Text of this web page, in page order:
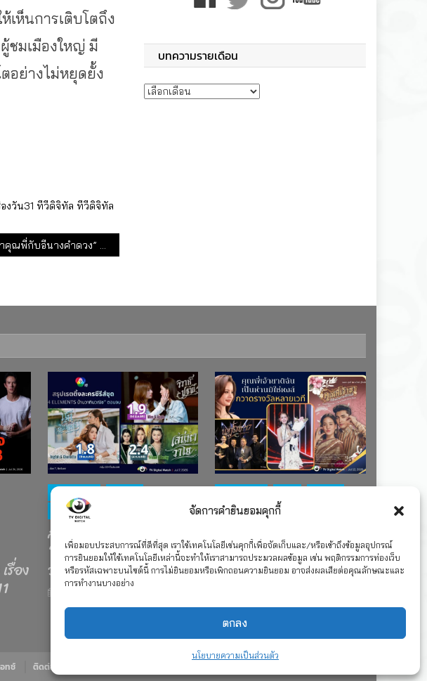
จัดการคำยินยอมคุกกี้
เพื่อมอบประสบการณ์ที่ดีที่สุด เราใช้เทคโนโลยีเช่นคุกกี้เพื่อจัดเก็บและ/หรือเข้าถึงข้อมูลอุปกรณ์
การยินยอมให้ใช้เทคโนโลยีเหล่านี้จะทำให้เราสามารถประมวลผลข้อมูล เช่น พฤติกรรมการท่องเว็บ
หรือรหัสเฉพาะบนไซต์นี้ การไม่ยินยอมหรือเพิกถอนความยินยอม อาจส่งผลเสียต่อคุณลักษณะและ
การทำงานบางอย่าง
ตกลง
นโยบายความเป็นส่วนตัว
ห็นการเติบโตถึง
ชมเมืองใหญ่ มี
อย่างไม่หยุดยั้ง
งวัน31 ทีวีดิจิทัล ทีวีดิจิทัล
“เจ้าคุณพี่กับอีนางคำดวง” ละครคู่ขวัญ “เจมส์จิ-เบลล่า”
บทความรายเดือน
บทความรายเดือน
รื่อง
ละคร-ซีรีส์
สรุป เรตติ้งละครซีรีส์ชุด
“4 ELEMENTS บ้านวาทิน
วณิช”
รางวัล
ละคร-ซีรีส์
”คุณพี่เจ้าขาดิฉันเป็น
ห่านมิใช่หงส์” กวาดรางวัล
เพียบ จาก 8 เวที
ทช์ ติดต่อ